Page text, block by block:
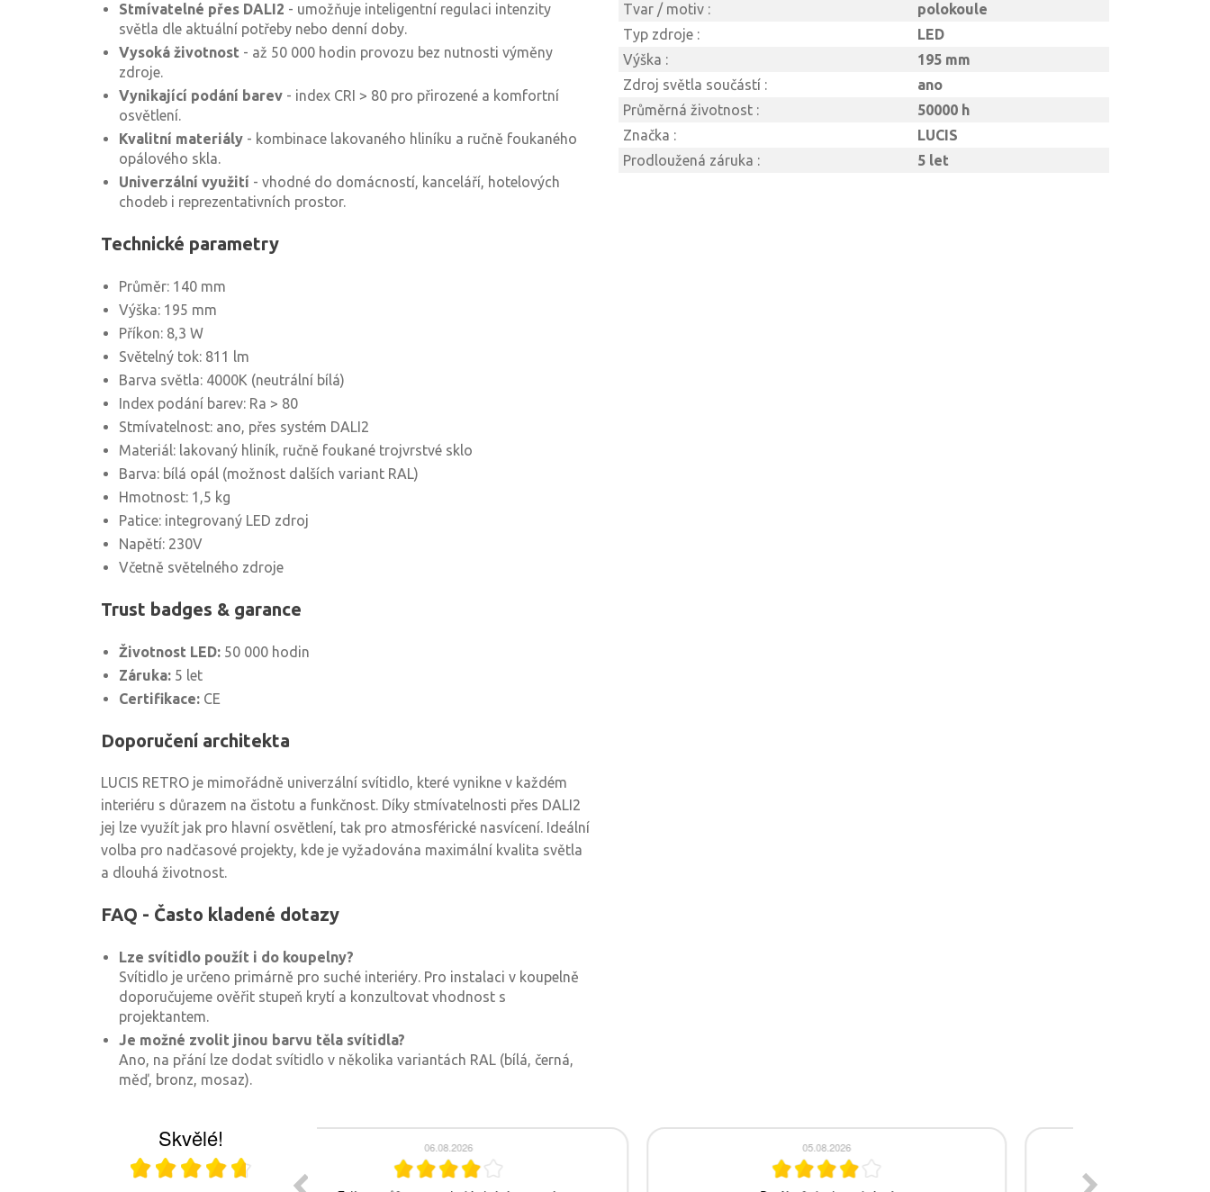
Stmívatelné přes DALI2 - umožňuje inteligentní regulaci intenzity
světla dle aktuální potřeby nebo denní doby.
Vysoká životnost - až 50 000 hodin provozu bez nutnosti výměny
zdroje.
Vynikající podání barev - index CRI > 80 pro přirozené a komfortní
osvětlení.
Kvalitní materiály - kombinace lakovaného hliníku a ručně foukaného
opálového skla.
Univerzální využití - vhodné do domácností, kanceláří, hotelových
chodeb i reprezentativních prostor.
Technické parametry
Průměr: 140 mm
Výška: 195 mm
Příkon: 8,3 W
Světelný tok: 811 lm
Barva světla: 4000K (neutrální bílá)
Index podání barev: Ra > 80
Stmívatelnost: ano, přes systém DALI2
Materiál: lakovaný hliník, ručně foukané trojvrstvé sklo
Barva: bílá opál (možnost dalších variant RAL)
Hmotnost: 1,5 kg
Patice: integrovaný LED zdroj
Napětí: 230V
Včetně světelného zdroje
Trust badges & garance
Životnost LED: 50 000 hodin
Záruka: 5 let
Certifikace: CE
Doporučení architekta
LUCIS RETRO je mimořádně univerzální svítidlo, které vynikne v každém
interiéru s důrazem na čistotu a funkčnost. Díky stmívatelnosti přes DALI2
jej lze využít jak pro hlavní osvětlení, tak pro atmosférické nasvícení. Ideální
volba pro nadčasové projekty, kde je vyžadována maximální kvalita světla
a dlouhá životnost.
FAQ - Často kladené dotazy
Lze svítidlo použít i do koupelny?
Svítidlo je určeno primárně pro suché interiéry. Pro instalaci v koupelně
doporučujeme ověřit stupeň krytí a konzultovat vhodnost s
projektantem.
Je možné zvolit jinou barvu těla svítidla?
Ano, na přání lze dodat svítidlo v několika variantách RAL (bílá, černá,
měď, bronz, mosaz).
Tvar / motiv :
polokoule
Typ zdroje :
LED
Výška :
195 mm
Zdroj světla součástí :
ano
Průměrná životnost :
50000 h
Značka :
LUCIS
Prodloužená záruka :
5 let